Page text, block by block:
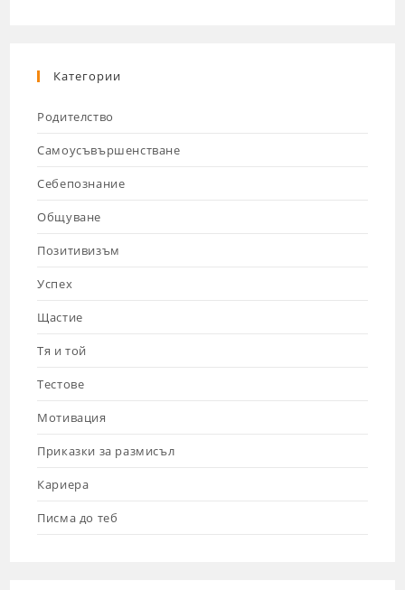
Категории
Родителство
Самоусъвършенстване
Себепознание
Общуване
Позитивизъм
Успех
Щастие
Тя и той
Тестове
Мотивация
Приказки за размисъл
Кариера
Писма до теб